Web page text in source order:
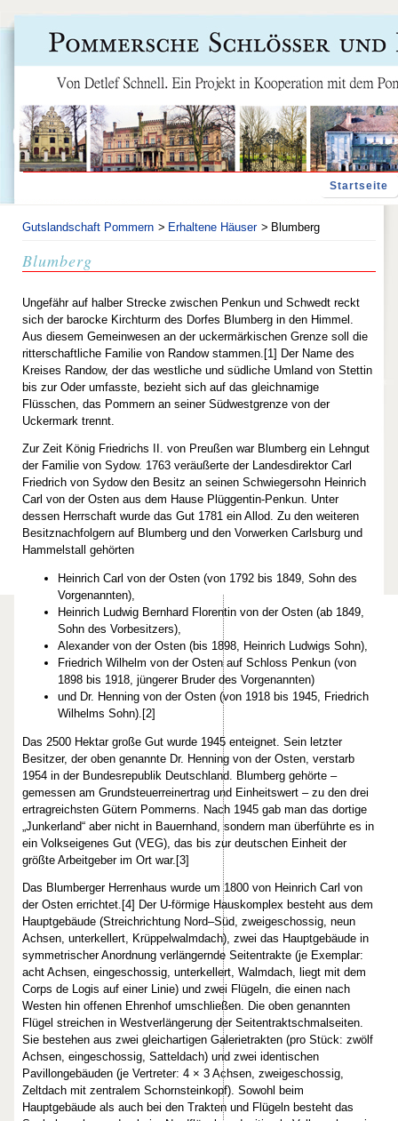
Startseite
Gutslandschaft Pommern Erhaltene Häuser Blumberg
Blumberg
Ungefähr auf halber Strecke zwischen Penkun und Schwedt reckt
sich der barocke Kirchturm des Dorfes Blumberg in den Himmel.
Aus diesem Gemeinwesen an der uckermärkischen Grenze soll die
ritterschaftliche Familie von Randow stammen.[1] Der Name des
Kreises Randow, der das westliche und südliche Umland von Stettin
bis zur Oder umfasste, bezieht sich auf das gleichnamige
Flüsschen, das Pommern an seiner Südwestgrenze von der
Uckermark trennt.
Zur Zeit König Friedrichs II. von Preußen war Blumberg ein Lehngut
der Familie von Sydow. 1763 veräußerte der Landesdirektor Carl
Friedrich von Sydow den Besitz an seinen Schwiegersohn Heinrich
Carl von der Osten aus dem Hause Plüggentin-Penkun. Unter
dessen Herrschaft wurde das Gut 1781 ein Allod. Zu den weiteren
Besitznachfolgern auf Blumberg und den Vorwerken Carlsburg und
Hammelstall gehörten
Heinrich Carl von der Osten (von 1792 bis 1849, Sohn des
Vorgenannten),
Heinrich Ludwig Bernhard Florentin von der Osten (ab 1849,
Sohn des Vorbesitzers),
Alexander von der Osten (bis 1898, Heinrich Ludwigs Sohn),
Friedrich Wilhelm von der Osten auf Schloss Penkun (von
1898 bis 1918, jüngerer Bruder des Vorgenannten)
und Dr. Henning von der Osten (von 1918 bis 1945, Friedrich
Wilhelms Sohn).[2]
Das 2500 Hektar große Gut wurde 1945 enteignet. Sein letzter
Besitzer, der oben genannte Dr. Henning von der Osten, verstarb
1954 in der Bundesrepublik Deutschland. Blumberg gehörte –
gemessen am Grundsteuerreinertrag und Einheitswert – zu den drei
ertragreichsten Gütern Pommerns. Nach 1945 gab man das dortige
„Junkerland“ aber nicht in Bauernhand, sondern man überführte es in
ein Volkseigenes Gut (VEG), das bis zur deutschen Einheit der
größte Arbeitgeber im Ort war.[3]
Das Blumberger Herrenhaus wurde um 1800 von Heinrich Carl von
der Osten errichtet.[4] Der U-förmige Hauskomplex besteht aus dem
Hauptgebäude (Streichrichtung Nord–Süd, zweigeschossig, neun
Achsen, unterkellert, Krüppelwalmdach), zwei das Hauptgebäude in
symmetrischer Anordnung verlängernde Seitentrakte (je Exemplar:
acht Achsen, eingeschossig, unterkellert, Walmdach, liegt mit dem
Corps de Logis auf einer Linie) und zwei Flügeln, die einen nach
Westen hin offenen Ehrenhof umschließen. Die oben genannten
Flügel streichen in Westverlängerung der Seitentraktschmalseiten.
Sie bestehen aus zwei gleichartigen Galerietrakten (pro Stück: zwölf
Achsen, eingeschossig, Satteldach) und zwei identischen
Pavillongebäuden (je Vertreter: 4 × 3 Achsen, zweigeschossig,
Zeltdach mit zentralem Schornsteinkopf). Sowohl beim
Hauptgebäude als auch bei den Trakten und Flügeln besteht das